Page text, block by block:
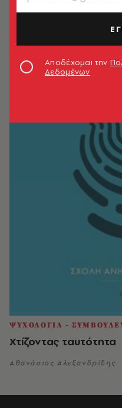
ΨΥΧΟΛΟΓΙΑ -
Χτίζοντας ταυτότητα
Αθανάσιος Αλεξανδρίδης
Αποδέχομαι την
Δεδομένων